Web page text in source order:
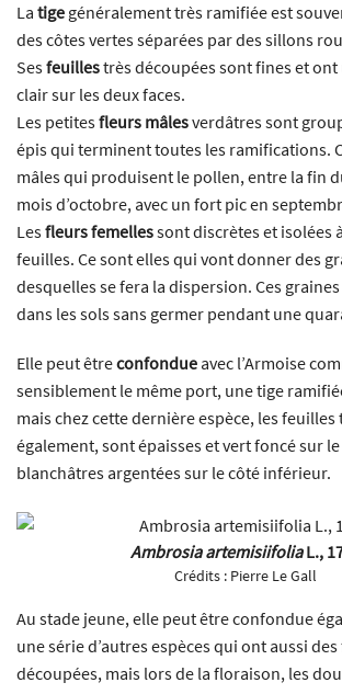
La tige généralement très ramifiée est
des côtes vertes séparées par des sillons
Sesfeuillestrès découpées sont fines et
clair sur les deux faces.
Les petitesfleurs mâlesverdâtres sont
épis qui terminent toutes les ramifications.
mâles qui produisent le pollen, entre la fin
mois d’octobre, avec un fort pic en
Lesfleurs femellessont discrètes et isolées
feuilles. Ce sont elles qui vont donner des
desquelles se fera la dispersion. Ces
dans les sols sans germer pendant une
Elle peut êtreconfondue avec l’Armoise
sensiblement le même port, une tige
mais chez cette dernière espèce, les
également, sont épaisses et vert foncé sur
blanchâtres argentées sur le côté inférieur.
Ambrosia artemisiifoliaL.,
Crédits : Pierre Le Gall
Au stade jeune, elle peut être confondue
une série d’autres espèces qui ont aussi
découpées, mais lors de la floraison, les